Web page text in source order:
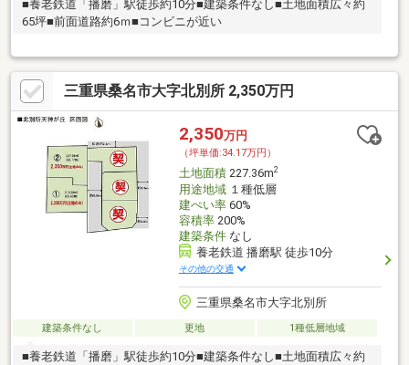
■養老鉄道「播磨」駅徒歩約10分■建築条件なし■土地面積広々約
65坪■前面道路約6ｍ■コンビニが近い
三重県桑名市大字北別所 2,350万円
2,350万円
（坪単価:34.17万円）
土地面積227.36m2
用途地域１種低層
建ぺい率60%
容積率200%
建築条件なし
養老鉄道 播磨駅 徒歩10分
その他の交通
三重県桑名市大字北別所
建築条件なし 更地 1種低層地域
■養老鉄道「播磨」駅徒歩約10分■建築条件なし■土地面積広々約